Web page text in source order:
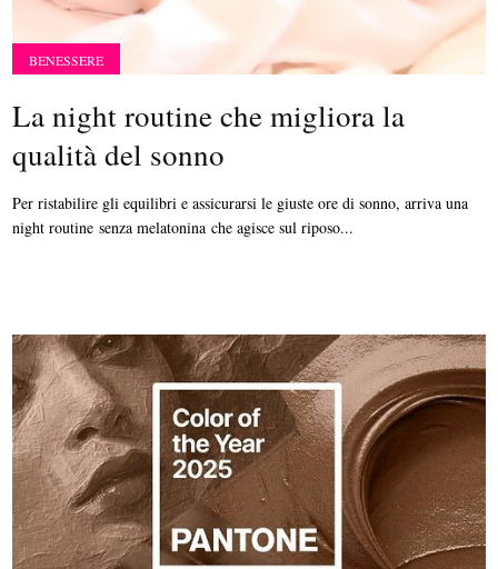
BENESSERE
La night routine che migliora la
qualità del sonno
Per ristabilire gli equilibri e assicurarsi le giuste ore di sonno, arriva una
night routine senza melatonina che agisce sul riposo...